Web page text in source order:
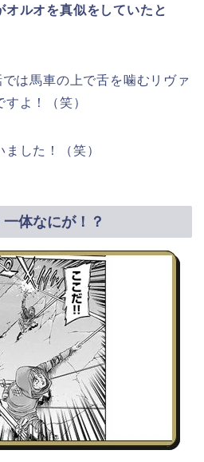
オルオを真似をしていたと
は馬車の上で舌を噛むリヴァ
よ！（笑）
した！（笑）
体なにが！？